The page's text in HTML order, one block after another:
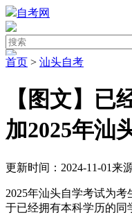
自考网
首页 > 汕头自考
【图文】已
加2025年汕
更新时间：2024-11-01来
2025年汕头自学考试为
于已经拥有本科学历的同